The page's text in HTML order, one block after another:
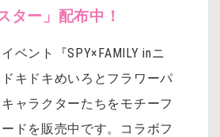
ター」配布中！
ベント『SPY×FAMILY inニ
キドキめいろとフラワーパ
ャラクターたちをモチーフ
ドを販売中です。コラボフ